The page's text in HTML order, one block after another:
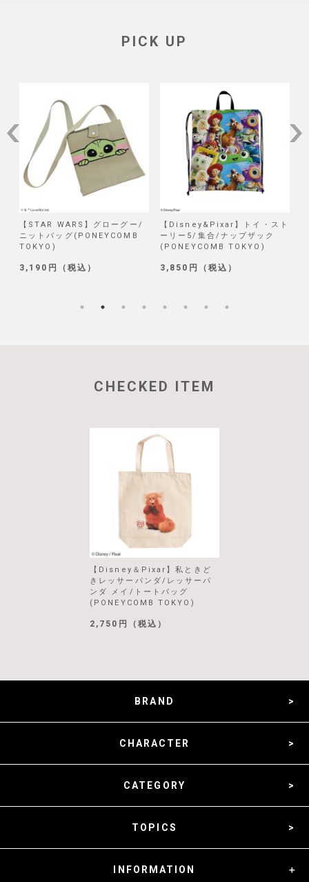
PICK UP
【STAR WARS】グローグー/
ニットバッグ(PONEYCOMB
TOKYO)
3,190円（税込）
【Disney&Pixar】トイ・スト
ーリー5/集合/ナップザック
(PONEYCOMB TOKYO)
3,850円（税込）
CHECKED ITEM
【Disney＆Pixar】私ときど
きレッサーパンダ/レッサーパ
ンダ メイ/トートバッグ
(PONEYCOMB TOKYO)
2,750円（税込）
BRAND
CHARACTER
CATEGORY
TOPICS
INFORMATION